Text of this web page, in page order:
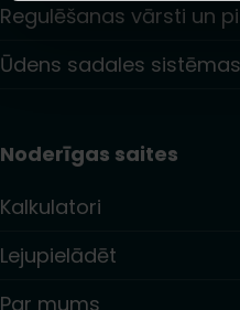
Regulēšanas vārsti un
Ūdens sadales sistēmas
Noderīgas saites
Kalkulatori
Lejupielādēt
Par mums